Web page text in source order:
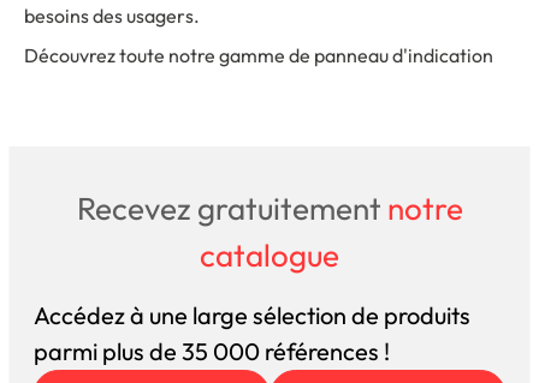
besoins des usagers.
Découvrez toute notre gamme de panneau d'indication
Recevez gratuitement notre
catalogue
Accédez à une large sélection de produits
parmi plus de 35 000 références !